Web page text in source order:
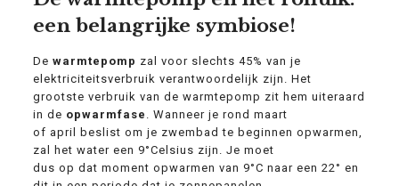
een belangrijke symbiose!
De warmtepomp zal voor slechts 45% van je
elektriciteitsverbruik verantwoordelijk zijn. Het
grootste verbruik van de warmtepomp zit hem uiteraard
in de opwarmfase . Wanneer je rond maart
of april beslist om je zwembad te beginnen opwarmen,
zal het water een 9°Celsius zijn. Je moet
dus op dat moment opwarmen van 9°C naar een 22° en